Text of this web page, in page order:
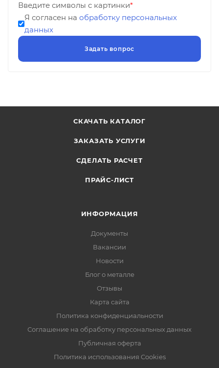
Введите символы с картинки*
Я согласен на обработку персональных
данных
СКАЧАТЬ КАТАЛОГ
ЗАКАЗАТЬ УСЛУГИ
СДЕЛАТЬ РАСЧЕТ
ПРАЙС-ЛИСТ
ИНФОРМАЦИЯ
Документы
Вакансии
Новости
Блог о металле
Отзывы
Карта сайта
Политика конфиденциальности
Соглашение на обработку персональных данных
Публичная оферта
Политика использования Cookies